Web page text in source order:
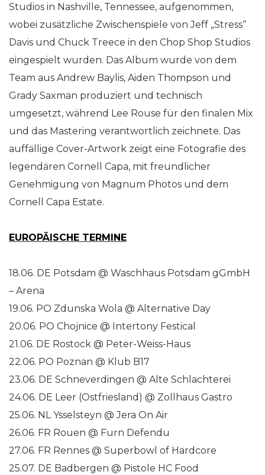
Studios in Nashville, Tennessee, aufgenommen,
wobei zusätzliche Zwischenspiele von Jeff „Stress“
Davis und Chuck Treece in den Chop Shop Studios
eingespielt wurden. Das Album wurde von dem
Team aus Andrew Baylis, Aiden Thompson und
Grady Saxman produziert und technisch
umgesetzt, während Lee Rouse für den finalen Mix
und das Mastering verantwortlich zeichnete. Das
auffällige Cover-Artwork zeigt eine Fotografie des
legendären Cornell Capa, mit freundlicher
Genehmigung von Magnum Photos und dem
Cornell Capa Estate.
EUROPÄISCHE TERMINE
18.06. DE Potsdam @ Waschhaus Potsdam gGmbH
– Arena
19.06. PO Zdunska Wola @ Alternative Day
20.06. PO Chojnice @ Intertony Festical
21.06. DE Rostock @ Peter-Weiss-Haus
22.06. PO Poznan @ Klub B17
23.06. DE Schneverdingen @ Alte Schlachterei
24.06. DE Leer (Ostfriesland) @ Zollhaus Gastro
25.06. NL Ysselsteyn @ Jera On Air
26.06. FR Rouen @ Furn Defendu
27.06. FR Rennes @ Superbowl of Hardcore
25.07. DE Badbergen @ Pistole HC Food